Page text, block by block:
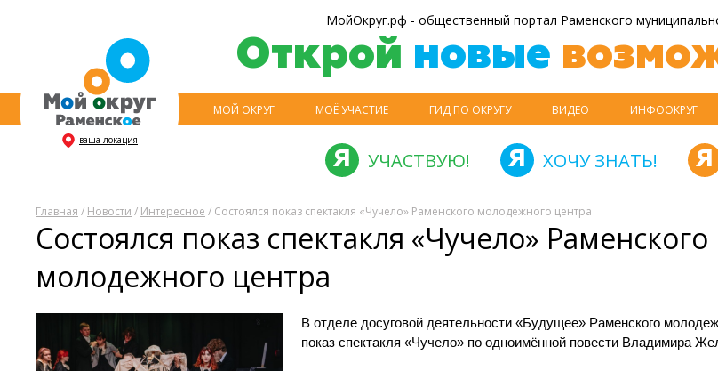
ваша локация
МойОкруг.рф - общественный портал Раменского
Открой новые
МОЙ ОКРУГ МОЁ УЧАСТИЕ ГИД ПО ОКРУГУ ВИДЕО ИНФООКРУГ
УЧАСТВУЮ! ХОЧУ ЗНАТЬ!
Главная / Новости / Интересное / Состоялся показ спектакля «Чучело» Раменского молодежного центра
Состоялся показ спектакля «Чучело» Раменского
молодежного центра
В отделе досуговой деятельности «Будущее» Раменского
показ спектакля «Чучело» по одноимённой повести Владимира